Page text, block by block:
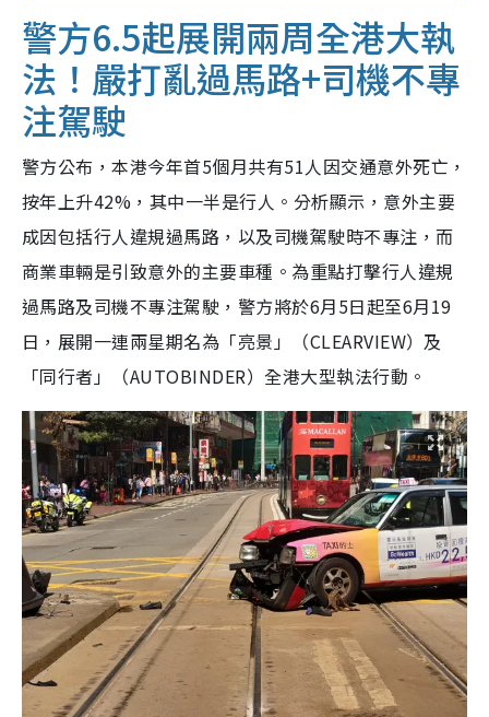
警方6.5起展開兩周全港大執
法！嚴打亂過馬路+司機不專
注駕駛
警方公布，本港今年首5個月共有51人因交通意外死亡，
按年上升42%，其中一半是行人。分析顯示，意外主要
成因包括行人違規過馬路，以及司機駕駛時不專注，而
商業車輛是引致意外的主要車種。為重點打擊行人違規
過馬路及司機不專注駕駛，警方將於6月5日起至6月19
日，展開一連兩星期名為「亮景」（CLEARVIEW）及
「同行者」（AUTOBINDER）全港大型執法行動。